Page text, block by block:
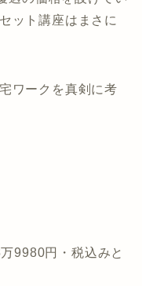
ット講座はまさに
ワークを真剣に考
9980円・税込みと